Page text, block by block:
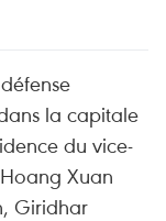
la capitale
du vice-
Xuan
Giridhar